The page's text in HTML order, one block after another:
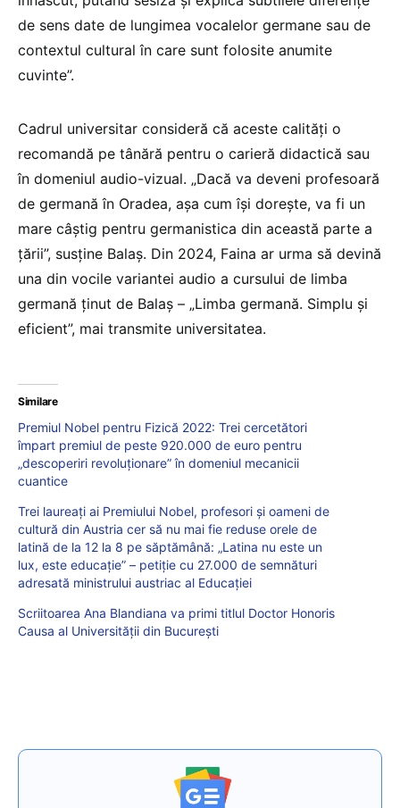
de sens date de lungimea vocalelor germane sau de
contextul cultural în care sunt folosite anumite
cuvinte”.
Cadrul universitar consideră că aceste calități o
recomandă pe tânără pentru o carieră didactică sau
în domeniul audio-vizual. „Dacă va deveni profesoară
de germană în Oradea, așa cum își dorește, va fi un
mare câștig pentru germanistica din această parte a
țării”, susține Balaș. Din 2024, Faina ar urma să devină
una din vocile variantei audio a cursului de limba
germană ținut de Balaș – „Limba germană. Simplu și
eficient”, mai transmite universitatea.
Similare
Premiul Nobel pentru Fizică 2022: Trei cercetători
împart premiul de peste 920.000 de euro pentru
„descoperiri revoluționare” în domeniul mecanicii
cuantice
Trei laureați ai Premiului Nobel, profesori și oameni de
cultură din Austria cer să nu mai fie reduse orele de
latină de la 12 la 8 pe săptămână: „Latina nu este un
lux, este educație” – petiție cu 27.000 de semnături
adresată ministrului austriac al Educației
Scriitoarea Ana Blandiana va primi titlul Doctor Honoris
Causa al Universității din București